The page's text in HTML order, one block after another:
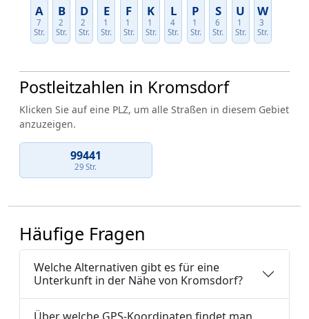
A
7
Str.
B
2
Str.
D
2
Str.
E
1
Str.
F
1
Str.
K
1
Str.
L
4
Str.
P
1
Str.
S
6
Str.
U
1
Str.
W
3
Str.
Postleitzahlen in Kromsdorf
Klicken Sie auf eine PLZ, um alle Straßen in diesem Gebiet
anzuzeigen.
99441
29 Str.
Häufige Fragen
Welche Alternativen gibt es für eine
Unterkunft in der Nähe von Kromsdorf?